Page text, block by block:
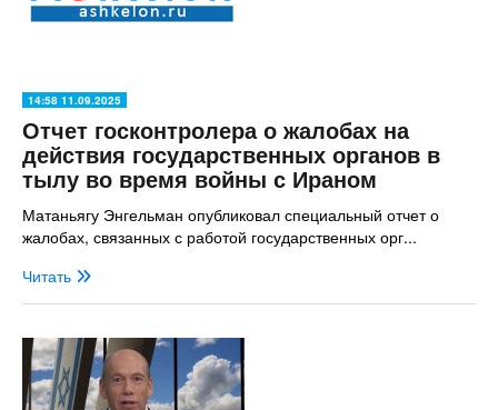
14:58 11.09.2025
Отчет госконтролера о жалобах на
действия государственных органов в
тылу во время войны с Ираном
Матаньягу Энгельман опубликовал специальный отчет о
жалобах, связанных с работой государственных орг...
Читать